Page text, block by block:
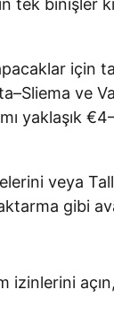
tek binişler
ve
yaklaşık
veya
gibi
izinlerini